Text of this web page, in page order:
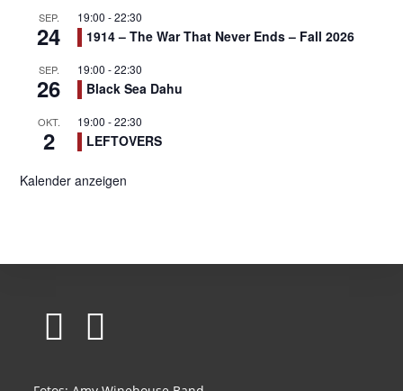
SEP.
24
19:00 -22:30
1914 – The War That Never Ends – Fall 2026
SEP.
26
19:00 -22:30
Black Sea Dahu
OKT.
2
19:00 -22:30
LEFTOVERS
Kalender anzeigen